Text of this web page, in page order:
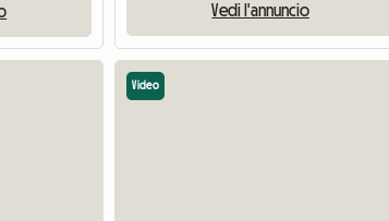
Vedi l'annuncio
Video